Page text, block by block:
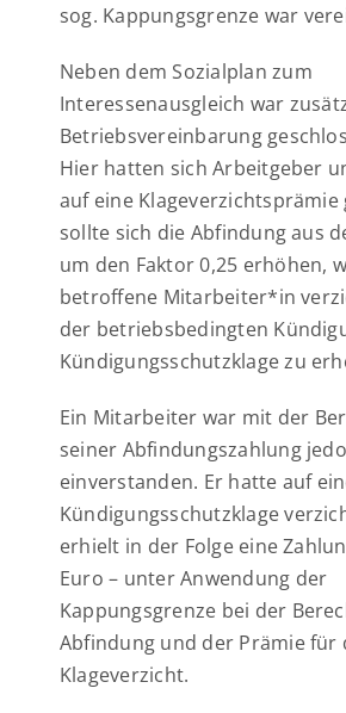
sog. Kappungsgrenze war
Neben dem Sozialplan zum
Interessenausgleich war
Betriebsvereinbarung
Hier hatten sich Arbeitgeber
auf eine Klageverzichtsprämie
sollte sich die Abfindung aus
um den Faktor 0,25 erhöhen,
betroffene Mitarbeiter*in
der betriebsbedingten
Kündigungsschutzklage zu
Ein Mitarbeiter war mit der
seiner Abfindungszahlung
einverstanden. Er hatte auf
Kündigungsschutzklage
erhielt in der Folge eine
Euro – unter Anwendung der
Kappungsgrenze bei der
Abfindung und der Prämie für
Klageverzicht.